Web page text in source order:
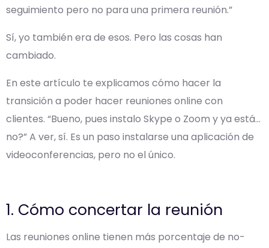
seguimiento pero no para una primera reunión.”
Sí, yo también era de esos. Pero las cosas han
cambiado.
En este artículo te explicamos cómo hacer la
transición a poder hacer reuniones online con
clientes. “Bueno, pues instalo Skype o Zoom y ya está…
no?” A ver, sí. Es un paso instalarse una aplicación de
videoconferencias, pero no el único.
1. Cómo concertar la reunión
Las reuniones online tienen más porcentaje de no-